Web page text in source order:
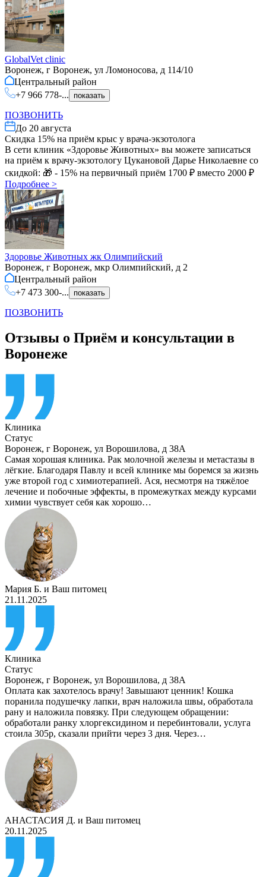
GlobalVet clinic
Воронеж, г Воронеж, ул Ломоносова, д 114/10
Центральный район
+7 966 778-...
показать
ПОЗВОНИТЬ
До 20 августа
Скидка 15% на приём крыс у врача-экзотолога
В сети клиник «Здоровье Животных» вы можете записаться
на приём к врачу-экзотологу Цукановой Дарье Николаевне со
скидкой: 🎁 - 15% на первичный приём 1700 ₽ вместо 2000 ₽
Подробнее >
Здоровье Животных жк Олимпийский
Воронеж, г Воронеж, мкр Олимпийский, д 2
Центральный район
+7 473 300-...
показать
ПОЗВОНИТЬ
Отзывы о Приём и консультации в
Воронеже
Клиника
Статус
Воронеж, г Воронеж, ул Ворошилова, д 38А
Самая хорошая клиника. Рак молочной железы и метастазы в
лёгкие. Благодаря Павлу и всей клинике мы боремся за жизнь
уже второй год с химиотерапией. Ася, несмотря на тяжёлое
лечение и побочные эффекты, в промежутках между курсами
химии чувствует себя как хорошо…
Мария Б. и Ваш питомец
21.11.2025
Клиника
Статус
Воронеж, г Воронеж, ул Ворошилова, д 38А
Оплата как захотелось врачу! Завышают ценник! Кошка
поранила подушечку лапки, врач наложила швы, обработала
рану и наложила повязку. При следующем обращении:
обработали ранку хлоргексидином и перебинтовали, услуга
стоила 305р, сказали прийти через 3 дня. Через…
АНАСТАСИЯ Д. и Ваш питомец
20.11.2025